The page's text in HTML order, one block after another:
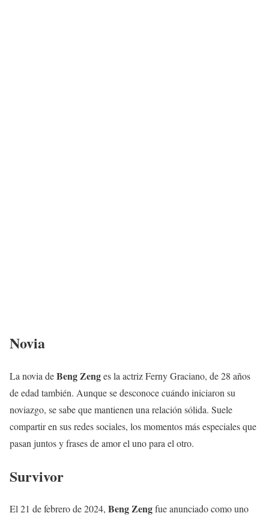
Novia
La novia deBeng Zenges la actriz Ferny Graciano, de 28 años
de edad también. Aunque se desconoce cuándo iniciaron su
noviazgo, se sabe que mantienen una relación sólida. Suele
compartir en sus redes sociales, los momentos más especiales que
pasan juntos y frases de amor el uno para el otro.
Survivor
El 21 de febrero de 2024, Beng Zengfue anunciado como uno